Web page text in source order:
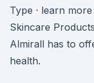
Type · learn
Skincare
Almirall has to
health.